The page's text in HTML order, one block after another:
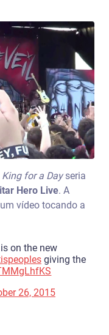
King for a Dayseria
Hero Live. A
vídeo tocando a
is on the new
giving the
26, 2015